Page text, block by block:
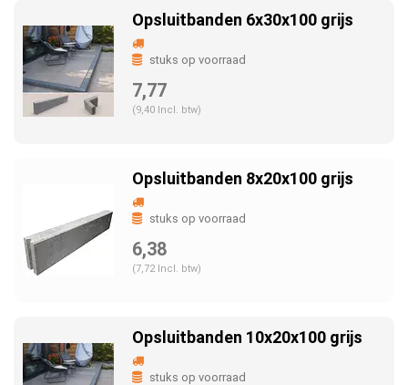
Opsluitbanden 6x30x100 grijs
stuks op voorraad
7,77
(9,40 Incl. btw)
Opsluitbanden 8x20x100 grijs
stuks op voorraad
6,38
(7,72 Incl. btw)
Opsluitbanden 10x20x100 grijs
stuks op voorraad